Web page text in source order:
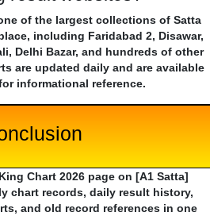
of the largest collections of Satta
including Faridabad 2, Disawar,
Delhi Bazar, and hundreds of other
are updated daily and are available
informational reference.
Chart 2026 page on [A1 Satta]
chart records, daily result history,
and old record references in one